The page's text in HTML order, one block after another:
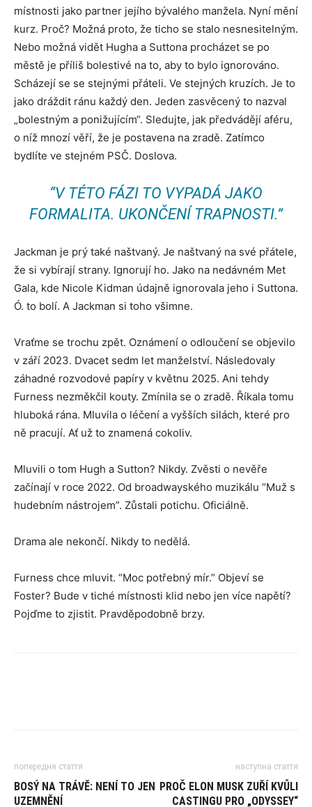
místnosti jako partner jejího bývalého manžela. Nyní mění
kurz. Proč? Možná proto, že ticho se stalo nesnesitelným.
Nebo možná vidět Hugha a Suttona procházet se po
městě je příliš bolestivé na to, aby to bylo ignorováno.
Scházejí se se stejnými přáteli. Ve stejných kruzích. Je to
jako dráždit ránu každý den. Jeden zasvěcený to nazval
„bolestným a ponižujícím“. Sledujte, jak předvádějí aféru,
o níž mnozí věří, že je postavena na zradě. Zatímco
bydlíte ve stejném PSČ. Doslova.
“V TÉTO FÁZI TO VYPADÁ JAKO
FORMALITA. UKONČENÍ TRAPNOSTI.”
Jackman je prý také naštvaný. Je naštvaný na své přátele,
že si vybírají strany. Ignorují ho. Jako na nedávném Met
Gala, kde Nicole Kidman údajně ignorovala jeho i Suttona.
Ó. to bolí. A Jackman si toho všimne.
Vraťme se trochu zpět. Oznámení o odloučení se objevilo
v září 2023. Dvacet sedm let manželství. Následovaly
záhadné rozvodové papíry v květnu 2025. Ani tehdy
Furness nezměkčil kouty. Zmínila se o zradě. Říkala tomu
hluboká rána. Mluvila o léčení a vyšších silách, které pro
ně pracují. Ať už to znamená cokoliv.
Mluvili o tom Hugh a Sutton? Nikdy. Zvěsti o nevěře
začínají v roce 2022. Od broadwayského muzikálu “Muž s
hudebním nástrojem”. Zůstali potichu. Oficiálně.
Drama ale nekončí. Nikdy to nedělá.
Furness chce mluvit. “Moc potřebný mír.” Objeví se
Foster? Bude v tiché místnosti klid nebo jen více napětí?
Pojďme to zjistit. Pravděpodobně brzy.
попередня стаття
BOSÝ NA TRÁVĚ: NENÍ TO JEN
UZEMNĚNÍ
наступна стаття
PROČ ELON MUSK ZUŘÍ KVŮLI
CASTINGU PRO „ODYSSEY“